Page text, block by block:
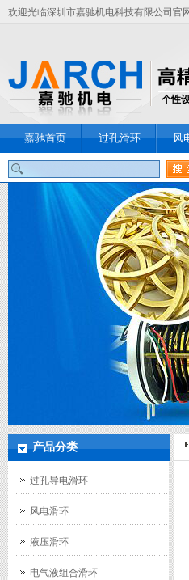
欢迎光临深圳市嘉驰机电科技有限公司官
个性
嘉驰首页 过孔滑环 风
产品分类
过孔导电滑环
风电滑环
液压滑环
电气液组合滑环